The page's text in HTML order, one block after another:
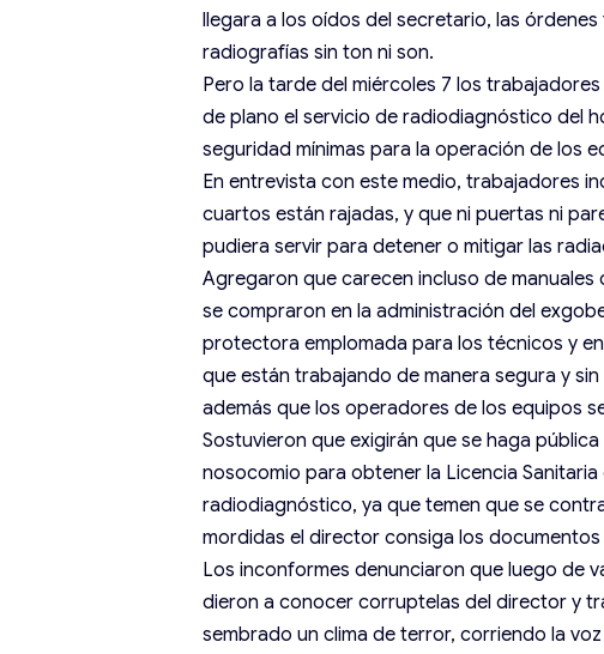
llegara a los oídos del secretario, las
radiografías sin ton ni son.
Pero la tarde del miércoles 7 los
de plano el servicio de radiodiagnóstico del
seguridad mínimas para la operación de los
En entrevista con este medio, trabajadores
cuartos están rajadas, y que ni puertas ni
pudiera servir para detener o mitigar las
Agregaron que carecen incluso de
se compraron en la administración del
protectora emplomada para los técnicos y
que están trabajando de manera segura y
además que los operadores de los equipos
Sostuvieron que exigirán que se haga
nosocomio para obtener la Licencia
radiodiagnóstico, ya que temen que se
mordidas el director consiga los
Los inconformes denunciaron que luego de
dieron a conocer corruptelas del director y
sembrado un clima de terror, corriendo la